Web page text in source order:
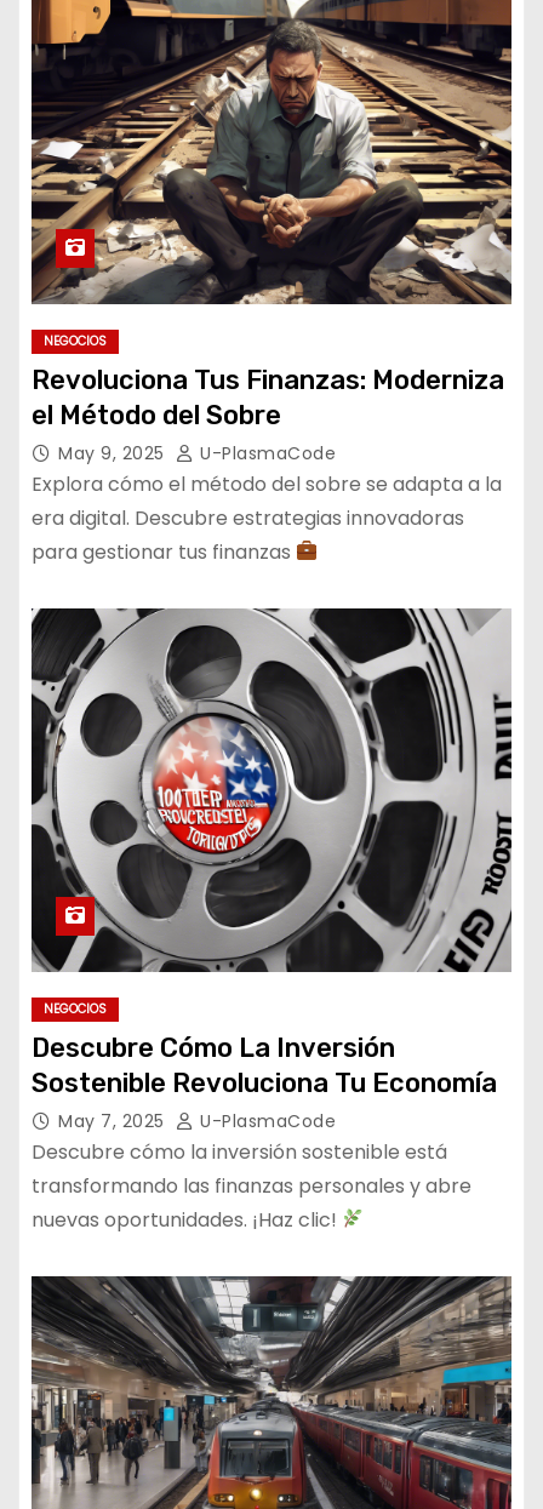
NEGOCIOS
Revoluciona Tus Finanzas: Moderniza
el Método del Sobre
May 9, 2025 U-PlasmaCode
Explora cómo el método del sobre se adapta a la
era digital. Descubre estrategias innovadoras
para gestionar tus finanzas
NEGOCIOS
Descubre Cómo La Inversión
Sostenible Revoluciona Tu Economía
May 7, 2025 U-PlasmaCode
Descubre cómo la inversión sostenible está
transformando las finanzas personales y abre
nuevas oportunidades. ¡Haz clic!